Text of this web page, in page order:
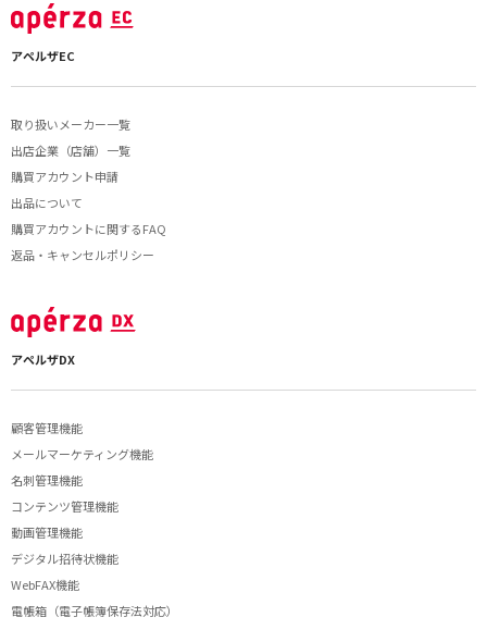
アペルザEC
取り扱いメーカー一覧
出店企業（店舗）一覧
購買アカウント申請
出品について
購買アカウントに関するFAQ
返品・キャンセルポリシー
アペルザDX
顧客管理機能
メールマーケティング機能
名刺管理機能
コンテンツ管理機能
動画管理機能
デジタル招待状機能
WebFAX機能
電帳箱（電子帳簿保存法対応）